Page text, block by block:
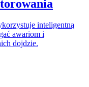
inteligentną
awariom i
dojdzie.